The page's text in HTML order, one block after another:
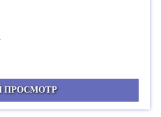
ПРОСМОТР